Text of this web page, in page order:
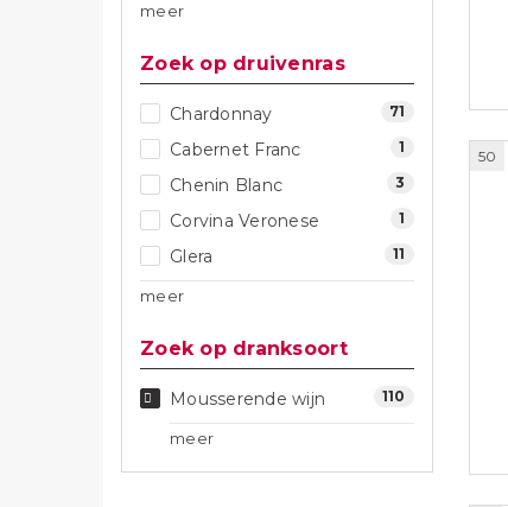
meer
Zoek op druivenras
Chardonnay 71
Cabernet Franc 1
Chenin Blanc 3
Corvina Veronese 1
Glera 11
meer
Zoek op dranksoort
Mousserende wijn 110
meer